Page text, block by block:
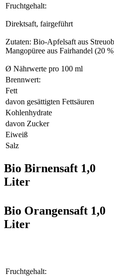
Fruchtgehalt:
Direktsaft, fairgeführt
Zutaten: Bio-Apfelsaft aus
Mangopüree aus Fairhandel (20
Ø Nährwerte pro 100 ml
Brennwert:
Fett
davon gesättigten Fettsäuren
Kohlenhydrate
davon Zucker
Eiweiß
Salz
Bio Birnensaft 1,0
Liter
Bio Orangensaft 1,0
Liter
Fruchtgehalt: